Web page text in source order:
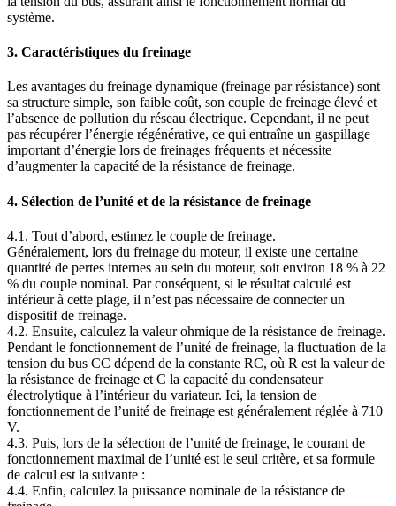
système.
3. Caractéristiques du freinage
Les avantages du freinage dynamique (freinage par résistance) sont
sa structure simple, son faible coût, son couple de freinage élevé et
l’absence de pollution du réseau électrique. Cependant, il ne peut
pas récupérer l’énergie régénérative, ce qui entraîne un gaspillage
important d’énergie lors de freinages fréquents et nécessite
d’augmenter la capacité de la résistance de freinage.
4. Sélection de l’unité et de la résistance de freinage
4.1. Tout d’abord, estimez le couple de freinage.
Généralement, lors du freinage du moteur, il existe une certaine
quantité de pertes internes au sein du moteur, soit environ 18 % à 22
% du couple nominal. Par conséquent, si le résultat calculé est
inférieur à cette plage, il n’est pas nécessaire de connecter un
dispositif de freinage.
4.2. Ensuite, calculez la valeur ohmique de la résistance de freinage.
Pendant le fonctionnement de l’unité de freinage, la fluctuation de la
tension du bus CC dépend de la constante RC, où R est la valeur de
la résistance de freinage et C la capacité du condensateur
électrolytique à l’intérieur du variateur. Ici, la tension de
fonctionnement de l’unité de freinage est généralement réglée à 710
V.
4.3. Puis, lors de la sélection de l’unité de freinage, le courant de
fonctionnement maximal de l’unité est le seul critère, et sa formule
de calcul est la suivante :
4.4. Enfin, calculez la puissance nominale de la résistance de